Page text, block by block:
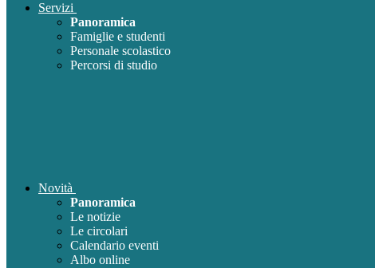
Servizi
Panoramica
Famiglie e studenti
Personale scolastico
Percorsi di studio
Novità
Panoramica
Le notizie
Le circolari
Calendario eventi
Albo online